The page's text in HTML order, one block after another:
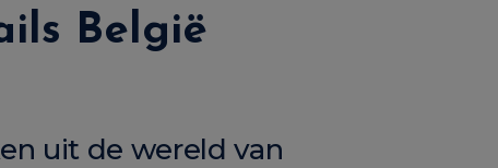
België
uit de wereld van